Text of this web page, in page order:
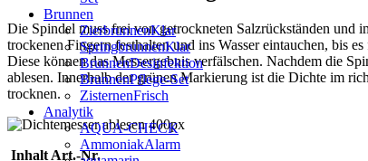
Brunnen
ZierbrunnenKlar
SpringbrunnenKlar
BrunnenDesinfektion
BrunnenPflege-Set
ZisternenFrisch
Analytik
AQUA-CHECK
AmmoniakAlarm
Die Spindel muss frei von getrockneten Salzrückständen und
trockenen Fingern festhalten und ins Wasser eintauchen, bis
Diese können das Messergebnis verfälschen. Nachdem die
ablesen. Innerhalb der grünen Markierung ist die Dichte im
trocknen.
Inhalt Art.-Nr.